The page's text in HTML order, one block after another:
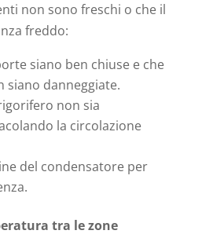
non sono freschi o che il
freddo:
siano ben chiuse e che
siano danneggiate.
non sia
la circolazione
del condensatore per
tra le zone